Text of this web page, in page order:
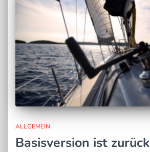
ALLGEMEIN
Basisversion ist zurück